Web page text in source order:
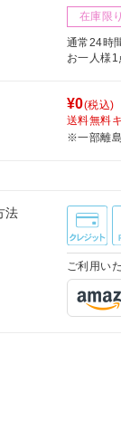
在庫限り
通常24時
お一人様1
¥0(税込)
送料無料
※一部離
法
ご利用い